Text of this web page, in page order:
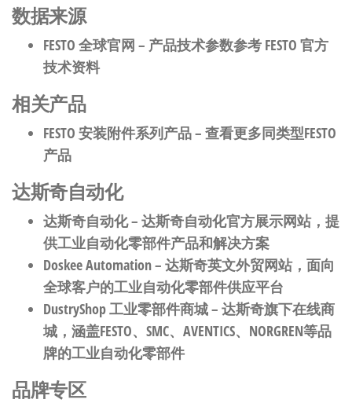
数据来源
FESTO 全球官网 – 产品技术参数参考 FESTO 官方
技术资料
相关产品
FESTO 安装附件系列产品– 查看更多同类型FESTO
产品
达斯奇自动化
达斯奇自动化– 达斯奇自动化官方展示网站，提
供工业自动化零部件产品和解决方案
Doskee Automation– 达斯奇英文外贸网站，面向
全球客户的工业自动化零部件供应平台
DustryShop 工业零部件商城– 达斯奇旗下在线商
城，涵盖FESTO、SMC、AVENTICS、NORGREN等品
牌的工业自动化零部件
品牌专区